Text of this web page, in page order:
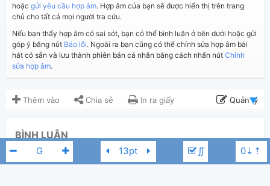
∬
hoặc gửi yêu cầu hợp âm. Hợp âm của bạn sẽ được hiển thị trên trang
chủ cho tất cả mọi người tra cứu.
Nếu bạn thấy hợp âm có sai sót, bạn có thể bình luận ở bên dưới hoặc gửi
góp ý bằng nút Báo lỗi. Ngoài ra bạn cũng có thể chỉnh sửa hợp âm bài
hát có sẵn và lưu thành phiên bản cá nhân bằng cách nhấn nút Chỉnh
sửa hợp âm.
Thêm vào Chia sẻ In ra giấy Quản lý
Lượt xem: 1,813
Người đăng:
BÌNH LUẬN
Hiển thị bình luận